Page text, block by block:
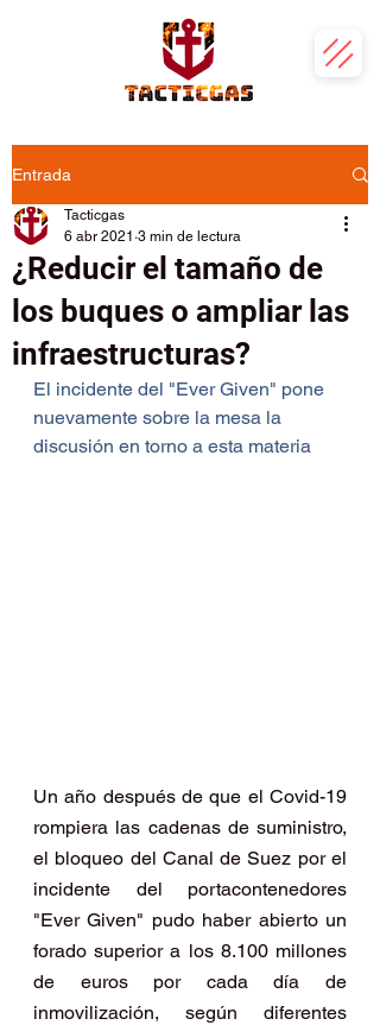
Entrada
¿Reducir el tamaño de
los buques o ampliar las
infraestructuras?
Tacticgas
6 abr 2021 3 min de lectura
El incidente del "Ever Given" pone
nuevamente sobre la mesa la
discusión en torno a esta materia
Un año después de que el Covid-19
rompiera las cadenas de suministro,
el bloqueo del Canal de Suez por el
incidente del portacontenedores
"Ever Given" pudo haber abierto un
forado superior a los 8.100 millones
de euros por cada día de
inmovilización, según diferentes